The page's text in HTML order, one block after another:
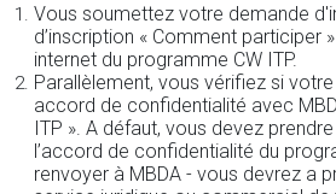
Vous soumettez votre demande
d’inscription « Comment
internet du programme CW ITP.
Parallèlement, vous vérifiez si
accord de confidentialité avec
ITP ». A défaut, vous devez
l’accord de confidentialité du
renvoyer à MBDA - vous devrez a